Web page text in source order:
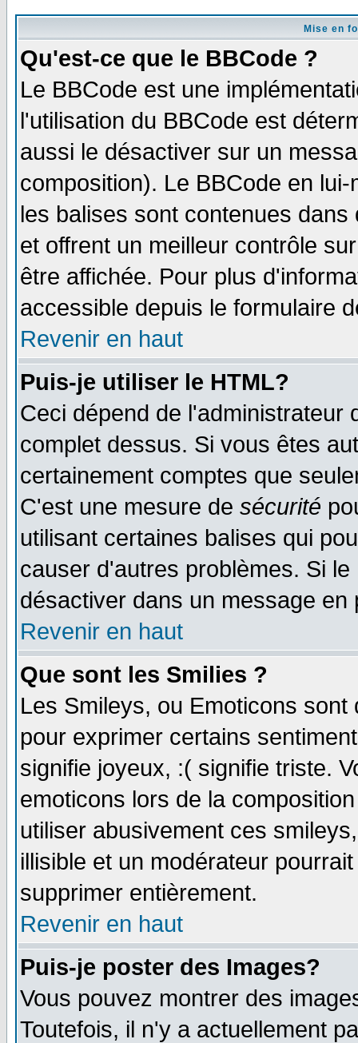
Mise en
Qu'est-ce que le BBCode ?
Le BBCode est une
l'utilisation du BBCode est
aussi le désactiver sur un
composition). Le BBCode en
les balises sont contenues
et offrent un meilleur contrôle
être affichée. Pour plus
accessible depuis le formulaire
Revenir en haut
Puis-je utiliser le HTML?
Ceci dépend de l'administrateur
complet dessus. Si vous êtes
certainement comptes que
C'est une mesure de sécurité
utilisant certaines balises qui
causer d'autres problèmes. Si
désactiver dans un message
Revenir en haut
Que sont les Smilies ?
Les Smileys, ou Emoticons
pour exprimer certains
signifie joyeux, :( signifie triste.
emoticons lors de la
utiliser abusivement ces
illisible et un modérateur
supprimer entièrement.
Revenir en haut
Puis-je poster des Images?
Vous pouvez montrer des
Toutefois, il n'y a actuellement